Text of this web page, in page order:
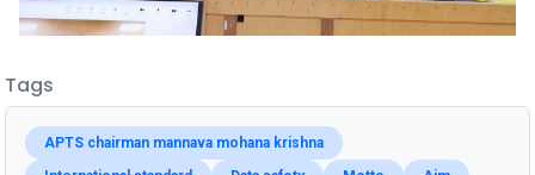
Tags
APTS chairman mannava mohana krishna